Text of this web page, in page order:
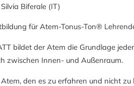
Biferale (IT)
für Atem-Tonus-Ton®
bildet der Atem die Grundlage
zwischen Innen- und Außenraum.
Atem, den es zu erfahren und nicht